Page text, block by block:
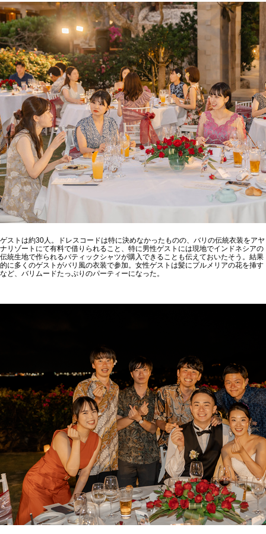
ゲストは約30人。ドレスコードは特に決めなかったものの、バリの伝統衣装をアヤ
ナリゾートにて有料で借りられること、特に男性ゲストには現地でインドネシアの
伝統生地で作られるバティックシャツが購入できることも伝えておいたそう。結果
的に多くのゲストがバリ風の衣装で参加。女性ゲストは髪にプルメリアの花を挿す
など、バリムードたっぷりのパーティーになった。